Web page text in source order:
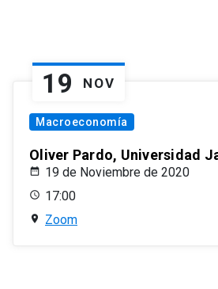
19 NOV
Macroeconomía
Oliver Pardo, Universidad
19 de Noviembre de 2020
17:00
Zoom